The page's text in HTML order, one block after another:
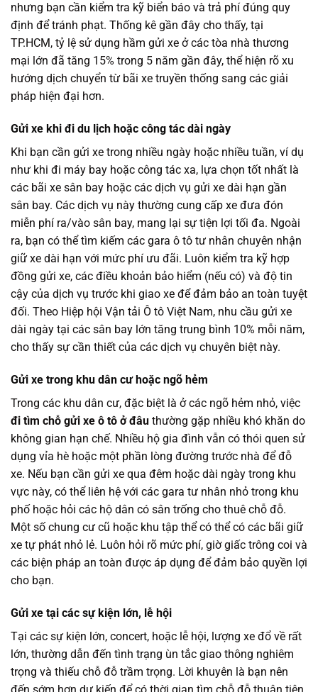
nhưng bạn cần kiểm tra kỹ biển báo và trả phí đúng quy
định để tránh phạt. Thống kê gần đây cho thấy, tại
TP.HCM, tỷ lệ sử dụng hầm gửi xe ở các tòa nhà thương
mại lớn đã tăng 15% trong 5 năm gần đây, thể hiện rõ xu
hướng dịch chuyển từ bãi xe truyền thống sang các giải
pháp hiện đại hơn.
Gửi xe khi đi du lịch hoặc công tác dài ngày
Khi bạn cần gửi xe trong nhiều ngày hoặc nhiều tuần, ví dụ
như khi đi máy bay hoặc công tác xa, lựa chọn tốt nhất là
các bãi xe sân bay hoặc các dịch vụ gửi xe dài hạn gần
sân bay. Các dịch vụ này thường cung cấp xe đưa đón
miễn phí ra/vào sân bay, mang lại sự tiện lợi tối đa. Ngoài
ra, bạn có thể tìm kiếm các gara ô tô tư nhân chuyên nhận
giữ xe dài hạn với mức phí ưu đãi. Luôn kiểm tra kỹ hợp
đồng gửi xe, các điều khoản bảo hiểm (nếu có) và độ tin
cậy của dịch vụ trước khi giao xe để đảm bảo an toàn tuyệt
đối. Theo Hiệp hội Vận tải Ô tô Việt Nam, nhu cầu gửi xe
dài ngày tại các sân bay lớn tăng trung bình 10% mỗi năm,
cho thấy sự cần thiết của các dịch vụ chuyên biệt này.
Gửi xe trong khu dân cư hoặc ngõ hẻm
Trong các khu dân cư, đặc biệt là ở các ngõ hẻm nhỏ, việc
đi tìm chỗ gửi xe ô tô ở đâu thường gặp nhiều khó khăn do
không gian hạn chế. Nhiều hộ gia đình vẫn có thói quen sử
dụng vỉa hè hoặc một phần lòng đường trước nhà để đỗ
xe. Nếu bạn cần gửi xe qua đêm hoặc dài ngày trong khu
vực này, có thể liên hệ với các gara tư nhân nhỏ trong khu
phố hoặc hỏi các hộ dân có sân trống cho thuê chỗ đỗ.
Một số chung cư cũ hoặc khu tập thể có thể có các bãi giữ
xe tự phát nhỏ lẻ. Luôn hỏi rõ mức phí, giờ giấc trông coi và
các biện pháp an toàn được áp dụng để đảm bảo quyền lợi
cho bạn.
Gửi xe tại các sự kiện lớn, lễ hội
Tại các sự kiện lớn, concert, hoặc lễ hội, lượng xe đổ về rất
lớn, thường dẫn đến tình trạng ùn tắc giao thông nghiêm
trọng và thiếu chỗ đỗ trầm trọng. Lời khuyên là bạn nên